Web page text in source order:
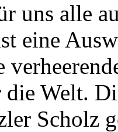
uns alle
eine
die Welt.
Scholz